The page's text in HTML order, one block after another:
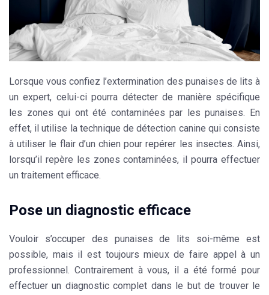
Lorsque vous confiez l’extermination des punaises de lits à
un expert, celui-ci pourra détecter de manière spécifique
les zones qui ont été contaminées par les punaises. En
effet, il utilise la technique dedétection canine qui consiste
à utiliser le flair d’un chien pour repérer les insectes. Ainsi,
lorsqu’il repère les zones contaminées, il pourra effectuer
un traitement efficace.
Pose un diagnostic efficace
Vouloir s’occuper des punaises de lits soi-même est
possible, mais il est toujours mieux de faire appel à un
professionnel. Contrairement à vous, il a été formé pour
effectuer un diagnostic complet dans le but de trouver le